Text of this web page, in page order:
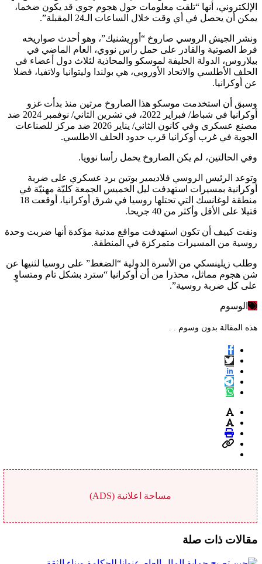
الإلكتروني، أنها “تلقت معلومات حول هجوم جوي قد يكون ضخما،
يمكن أن يحصل في أي وقت خلال الساعات الـ24 المقبلة”.
ونشر الجيش الروسي صاروخ “أوريشنيك”، وهو أحدث صواريخه
فرط الصوتية والقادر على حمل رأس نووي، العام الماضي في
بيلاروس، الدولة الحليفة لموسكو والمحاذية لثلاث دول أعضاء في
الحلف الأطلسي والاتحاد الأوروبي، هي بولندا وليتوانيا ولاتفيا، فضلا
عن أوكرانيا.
وسبق أن استخدمت موسكو هذا الصاروخ مرتين منذ بدأت غزو
أوكرانيا في شباط/ فبراير 2022، في تشرين الثاني/ نوفمبر 2024 ضد
مصنع عسكري وفي كانون الثاني/ يناير 2026 ضد مركز للصناعات
الجوية في غرب أوكرانيا قرب حدود الحلف الاطلسي.
وفي الحالتين، لم يكن الصاروخ يحمل رأسا نوويا.
وتوعد الرئيس الروسي فلاديمير بوتين برد عسكري على ضربة
أوكرانية بمسيرات استهدفت ليل الخميس الجمعة كليّة مهنيّة في
منطقة لوغانسك التي تحتلها روسيا في شرق أوكرانيا، أوقعت 18
قتيلا على الأقل وأكثر من 40 جريحا.
ونفت كييف أن تكون استهدفت مواقع مدنية مؤكدة أنها ضربت وحدة
روسية من المسيرات متمركزة في المنطقة.
وطلب زيلينسكي من الأسرة الدولية “الضغط” على روسيا لثنيها عن
شن هجوم مماثل، محذرا من أن أوكرانيا “سترد بشكل تام ومتساوٍ
على كل ضربة روسية”.
الوسوم
هذه المقالة بدون وسوم . .
مساحة اعلانية (ADS)
مقالات ذات صلة